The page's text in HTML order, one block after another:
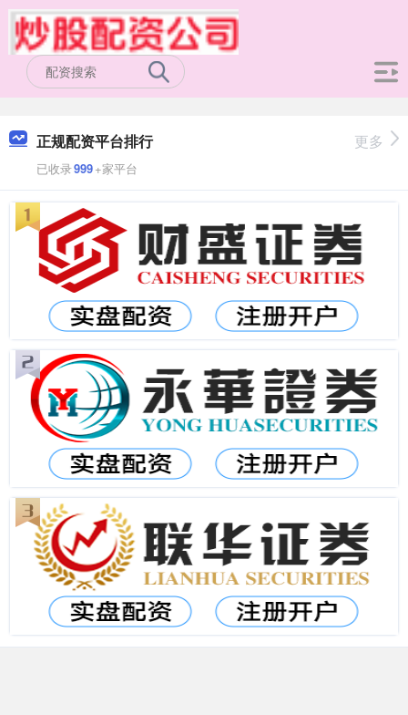
正规配资平台排行
已收录999+家平台
更多